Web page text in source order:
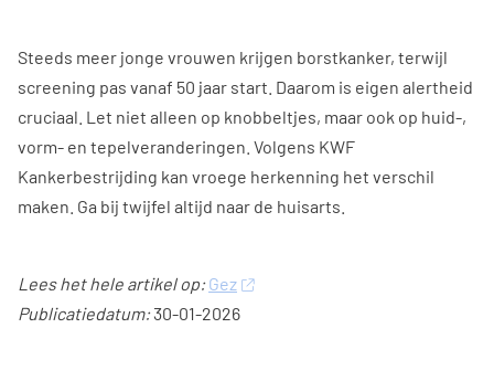
Steeds meer jonge vrouwen krijgen borstkanker, terwijl
screening pas vanaf 50 jaar start. Daarom is eigen alertheid
cruciaal. Let niet alleen op knobbeltjes, maar ook op huid-,
vorm- en tepelveranderingen. Volgens KWF
Kankerbestrijding kan vroege herkenning het verschil
maken. Ga bij twijfel altijd naar de huisarts.
Lees het hele artikel op: Gez
Publicatiedatum:30-01-2026